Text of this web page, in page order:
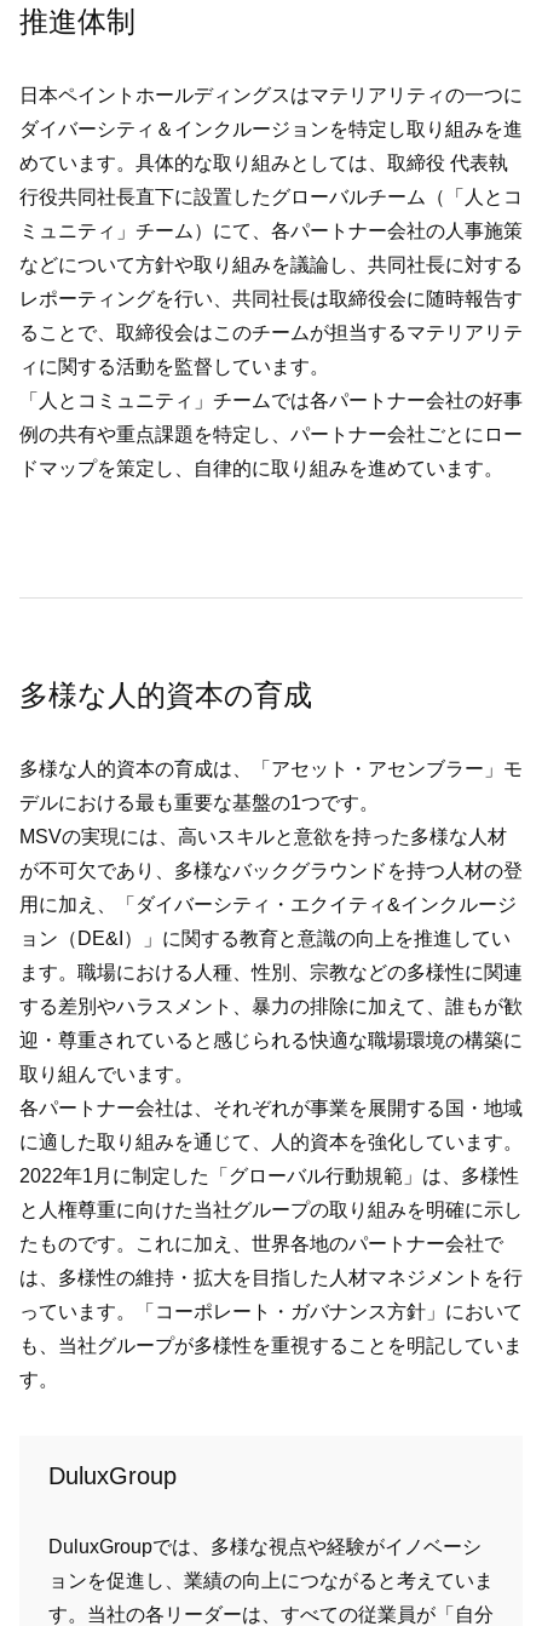
推進体制
日本ペイントホールディングスはマテリアリティの一つに
ダイバーシティ＆インクルージョンを特定し取り組みを進
めています。具体的な取り組みとしては、取締役 代表執
行役共同社長直下に設置したグローバルチーム（「人とコ
ミュニティ」チーム）にて、各パートナー会社の人事施策
などについて方針や取り組みを議論し、共同社長に対する
レポーティングを行い、共同社長は取締役会に随時報告す
ることで、取締役会はこのチームが担当するマテリアリテ
ィに関する活動を監督しています。
「人とコミュニティ」チームでは各パートナー会社の好事
例の共有や重点課題を特定し、パートナー会社ごとにロー
ドマップを策定し、自律的に取り組みを進めています。
多様な人的資本の育成
多様な人的資本の育成は、「アセット・アセンブラー」モ
デルにおける最も重要な基盤の1つです。
MSVの実現には、高いスキルと意欲を持った多様な人材
が不可欠であり、多様なバックグラウンドを持つ人材の登
用に加え、「ダイバーシティ・エクイティ&インクルージ
ョン（DE&I）」に関する教育と意識の向上を推進してい
ます。職場における人種、性別、宗教などの多様性に関連
する差別やハラスメント、暴力の排除に加えて、誰もが歓
迎・尊重されていると感じられる快適な職場環境の構築に
取り組んでいます。
各パートナー会社は、それぞれが事業を展開する国・地域
に適した取り組みを通じて、人的資本を強化しています。
2022年1月に制定した「グローバル行動規範」は、多様性
と人権尊重に向けた当社グループの取り組みを明確に示し
たものです。これに加え、世界各地のパートナー会社で
は、多様性の維持・拡大を目指した人材マネジメントを行
っています。「コーポレート・ガバナンス方針」において
も、当社グループが多様性を重視することを明記していま
す。
DuluxGroup
DuluxGroupでは、多様な視点や経験がイノベーシ
ョンを促進し、業績の向上につながると考えていま
す。当社の各リーダーは、すべての従業員が「自分